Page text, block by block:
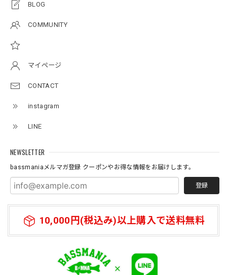
BLOG
COMMUNITY
マイページ
CONTACT
instagram
LINE
NEWSLETTER
bassmaniaメルマガ登録 クーポンやお得な情報をお届けします。
登録
10,000円(税込み)以上購入で送料無料
があり大切な、ロッドを守りながら、しっかりと固定してま
たり、魚探の振動子ケーブルや電源ケーブルなど、キレイに
は、 たまらないロゴがまた統一感を上げてくれる大切な、
アイテムになっています。何本あってもいいと思う商品にな
っています。